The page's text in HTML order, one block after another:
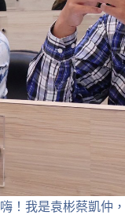
嗨！我是袁彬蔡凱仲